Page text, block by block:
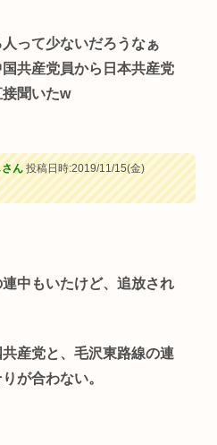
って少ないだろうなぁ
共産党員から日本共産党
聞いたw
ん投稿日時:2019/11/15(金)
中もいたけど、追放され
産党と、毛沢東路線の連
が合わない。